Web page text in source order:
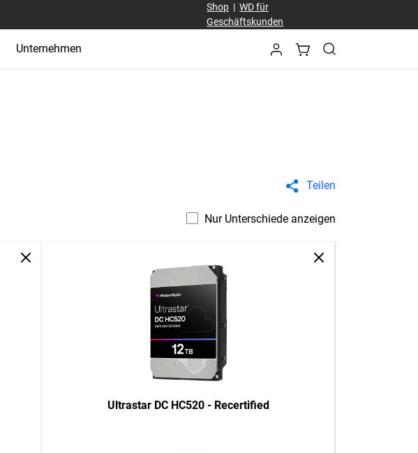
Shop |WD für
Geschäftskunden
Unternehmen
Teilen
Nur Unterschiede anzeigen
Ultrastar DC HC520 - Recertified